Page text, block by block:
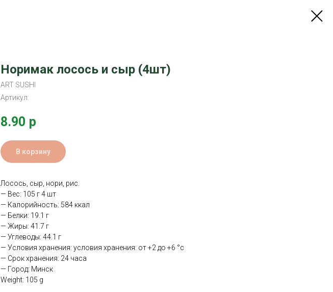
Норимак лосось и сыр (4шт)
ART SUSHI
Артикул:
8.90 р
В корзину
Лосось, сыр, нори, рис.
— Вес: 105 г 4 шт
— Калорийность: 584 ккал
— Белки: 19.1 г
— Жиры: 41.7 г
— Углеводы: 44.1 г
— Условия хранения: условия хранения: от +2 до +6 °с
— Срок хранения: 24 часа
— Город: Минск
Weight: 105 g